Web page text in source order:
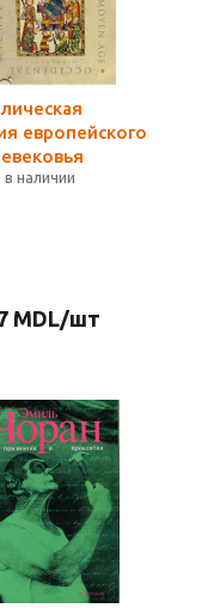
европейского
наличии
MDL/шт